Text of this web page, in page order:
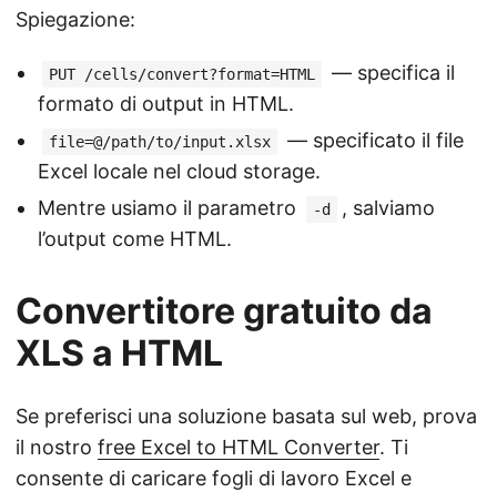
Spiegazione:
PUT /cells/convert?format=HTML
— specifica il
formato di output in HTML.
file=@/path/to/input.xlsx
— specificato il file
Excel locale nel cloud storage.
Mentre usiamo il parametro
-d
, salviamo
l’output come HTML.
Convertitore gratuito da
XLS a HTML
Se preferisci una soluzione basata sul web, prova
il nostro free Excel to HTML Converter. Ti
consente di caricare fogli di lavoro Excel e